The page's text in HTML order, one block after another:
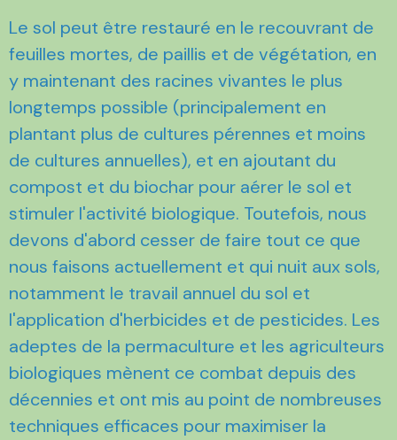
Le sol peut être restauré en le recouvrant de
feuilles mortes, de paillis et de végétation, en
y maintenant des racines vivantes le plus
longtemps possible (principalement en
plantant plus de cultures pérennes et moins
de cultures annuelles), et en ajoutant du
compost et du biochar pour aérer le sol et
stimuler l'activité biologique. Toutefois, nous
devons d'abord cesser de faire tout ce que
nous faisons actuellement et qui nuit aux sols,
notamment le travail annuel du sol et
l'application d'herbicides et de pesticides. Les
adeptes de la permaculture et les agriculteurs
biologiques mènent ce combat depuis des
décennies et ont mis au point de nombreuses
techniques efficaces pour maximiser la